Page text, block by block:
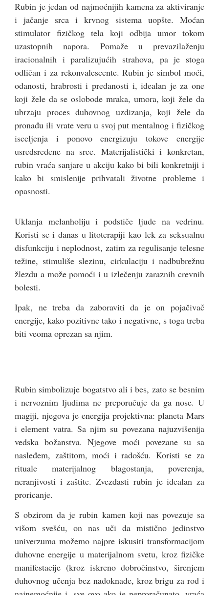
Rubin je jedan od najmoćnijih kamena za aktiviranje
i jačanje srca i krvnog sistema uopšte. Moćan
stimulator fizičkog tela koji odbija umor tokom
uzastopnih napora. Pomaže u prevazilaženju
iracionalnih i paralizujućih strahova, pa je stoga
odličan i za rekonvalescente. Rubin je simbol moći,
odanosti, hrabrosti i predanosti i, idealan je za one
koji žele da se oslobode mraka, umora, koji žele da
ubrzaju proces duhovnog uzdizanja, koji žele da
pronađu ili vrate veru u svoj put mentalnog i fizičkog
isceljenja i ponovo energizuju tokove energije
usredsređene na srce. Materijalistički i konkretan,
rubin vraća sanjare u akciju kako bi bili konkretniji i
kako bi smislenije prihvatali životne probleme i
opasnosti.
Uklanja melanholiju i podstiče ljude na vedrinu.
Koristi se i danas u litoterapiji kao lek za seksualnu
disfunkciju i neplodnost, zatim za regulisanje telesne
težine, stimuliše slezinu, cirkulaciju i nadbubrežnu
žlezdu a može pomoći i u izlečenju zaraznih crevnih
bolesti.
Ipak, ne treba da zaboraviti da je on pojačivač
energije, kako pozitivne tako i negativne, s toga treba
biti veoma oprezan sa njim.
Rubin simbolizuje bogatstvo ali i bes, zato se besnim
i nervoznim ljudima ne preporučuje da ga nose. U
magiji, njegova je energija projektivna: planeta Mars
i element vatra. Sa njim su povezana najuzvišenija
vedska božanstva. Njegove moći povezane su sa
nasleđem, zaštitom, moći i radošću. Koristi se za
rituale materijalnog blagostanja, poverenja,
neranjivosti i zaštite. Zvezdasti rubin je idealan za
proricanje.
S obzirom da je rubin kamen koji nas povezuje sa
višom svešću, on nas uči da mistično jedinstvo
univerzuma možemo najpre iskusiti transformacijom
duhovne energije u materijalnom svetu, kroz fizičke
manifestacije (kroz iskreno dobročinstvo, širenjem
duhovnog učenja bez nadoknade, kroz brigu za rod i